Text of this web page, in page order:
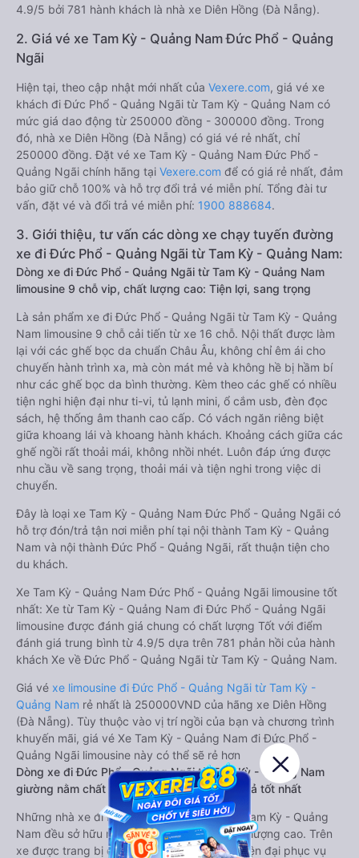
4.9/5 bởi 781 hành khách là nhà xe Diên Hồng (Đà Nẵng).
2. Giá vé xe Tam Kỳ - Quảng Nam Đức Phổ - Quảng
Ngãi
Hiện tại, theo cập nhật mới nhất của Vexere.com, giá vé xe
khách đi Đức Phổ - Quảng Ngãi từ Tam Kỳ - Quảng Nam có
mức giá dao động từ 250000 đồng - 300000 đồng. Trong
đó, nhà xe Diên Hồng (Đà Nẵng) có giá vé rẻ nhất, chỉ
250000 đồng. Đặt vé xe Tam Kỳ - Quảng Nam Đức Phổ -
Quảng Ngãi chính hãng tại Vexere.com để có giá rẻ nhất, đảm
bảo giữ chỗ 100% và hỗ trợ đổi trả vé miễn phí. Tổng đài tư
vấn, đặt vé và đổi trả vé miễn phí: 1900 888684.
3. Giới thiệu, tư vấn các dòng xe chạy tuyến đường
xe đi Đức Phổ - Quảng Ngãi từ Tam Kỳ - Quảng Nam:
Dòng xe đi Đức Phổ - Quảng Ngãi từ Tam Kỳ - Quảng Nam
limousine 9 chỗ vip, chất lượng cao: Tiện lợi, sang trọng
Là sản phẩm xe đi Đức Phổ - Quảng Ngãi từ Tam Kỳ - Quảng
Nam limousine 9 chỗ cải tiến từ xe 16 chỗ. Nội thất được làm
lại với các ghế bọc da chuẩn Châu Âu, không chỉ êm ái cho
chuyến hành trình xa, mà còn mát mẻ và không hề bị hầm bí
như các ghế bọc da bình thường. Kèm theo các ghế có nhiều
tiện nghi hiện đại như ti-vi, tủ lạnh mini, ổ cắm usb, đèn đọc
sách, hệ thống âm thanh cao cấp. Có vách ngăn riêng biệt
giữa khoang lái và khoang hành khách. Khoảng cách giữa các
ghế ngồi rất thoải mái, không nhồi nhét. Luôn đáp ứng được
nhu cầu về sang trọng, thoải mái và tiện nghi trong việc di
chuyển.
Đây là loại xe Tam Kỳ - Quảng Nam Đức Phổ - Quảng Ngãi có
hỗ trợ đón/trả tận nơi miễn phí tại nội thành Tam Kỳ - Quảng
Nam và nội thành Đức Phổ - Quảng Ngãi, rất thuận tiện cho
du khách.
Xe Tam Kỳ - Quảng Nam Đức Phổ - Quảng Ngãi limousine tốt
nhất: Xe từ Tam Kỳ - Quảng Nam đi Đức Phổ - Quảng Ngãi
limousine được đánh giá chung có chất lượng Tốt với điểm
đánh giá trung bình từ 4.9/5 dựa trên 781 phản hồi của hành
khách Xe về Đức Phổ - Quảng Ngãi từ Tam Kỳ - Quảng Nam.
Giá vé xe limousine đi Đức Phổ - Quảng Ngãi từ Tam Kỳ -
Quảng Nam rẻ nhất là 250000VND của hãng xe Diên Hồng
(Đà Nẵng). Tùy thuộc vào vị trí ngồi của bạn và chương trình
khuyến mãi, giá vé Xe Tam Kỳ - Quảng Nam đi Đức Phổ -
Quảng Ngãi limousine này có thể sẽ rẻ hơn
Dòng xe đi Đức Phổ - Quảng Ngãi từ Tam Kỳ - Quảng Nam
giường nằm chất lượng cao: Thoải mái, giá cả tốt nhất
Những nhà xe đi Đức Phổ - Quảng Ngãi từ Tam Kỳ - Quảng
Nam đều sở hữu những xe giường nằm chất lượng cao. Trên
xe được trang bị đầy đủ các trang thiết bị hiện đại phục vụ